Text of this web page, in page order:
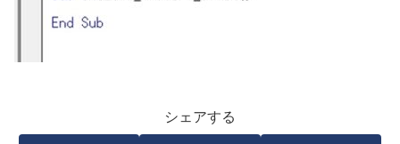
シェアする